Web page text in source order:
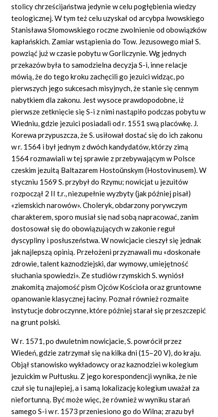
stolicy chrześcijaństwa jedynie w celu pogłębienia wiedzy
teologicznej. W tym też celu uzyskał od arcybpa lwowskiego
Stanisława Słomowskiego roczne zwolnienie od obowiązków
kapłańskich. Zamiar wstąpienia do Tow. Jezusowego miał S.
powziąć już w czasie pobytu w Gorliczynie. Wg jednych
przekazów była to samodzielna decyzja S-i, inne relacje
mówią, że do tego kroku zachęcili go jezuici widząc, po
pierwszych jego sukcesach misyjnych, że stanie się cennym
nabytkiem dla zakonu. Jest wysoce prawdopodobne, iż
pierwsze zetknięcie się S-i z nimi nastąpiło podczas pobytu w
Wiedniu, gdzie jezuici posiadali od r. 1551 swą placówkę. J.
Korewa przypuszcza, że S. usiłował dostać się do ich zakonu
w r. 1564 i był jednym z dwóch kandydatów, którzy zimą
1564 rozmawiali w tej sprawie z przebywającym w Polsce
czeskim jezuitą Baltazarem Hostoŭnskym (Hostovinusem). W
styczniu 1569 S. przybył do Rzymu; nowicjat u jezuitów
rozpoczął 2 II t.r., niezupełnie wyzbyty (jak później pisał)
«ziemskich narowów». Choleryk, obdarzony porywczym
charakterem, sporo musiał się nad sobą napracować, zanim
dostosował się do obowiązujących w zakonie reguł
dyscypliny i posłuszeństwa. W nowicjacie cieszył się jednak
jak najlepszą opinią. Przełożeni przyznawali mu «doskonałe
zdrowie, talent kaznodziejski, dar wymowy, umiejętność
słuchania spowiedzi». Ze studiów rzymskich S. wyniósł
znakomitą znajomość pism Ojców Kościoła oraz gruntowne
opanowanie klasycznej łaciny. Poznał również rozmaite
instytucje dobroczynne, które później starał się przeszczepić
na grunt polski.
W r. 1571, po dwuletnim nowicjacie, S. powrócił przez
Wiedeń, gdzie zatrzymał się na kilka dni (15–20 V), do kraju.
Objął stanowisko wykładowcy oraz kaznodziei w kolegium
jezuickim w Pułtusku. Z jego korespondencji wynika, że nie
czuł się tu najlepiej, a i samą lokalizację kolegium uważał za
niefortunną. Być może więc, że również w wyniku starań
samego S-i w r. 1573 przeniesiono go do Wilna; zrazu był